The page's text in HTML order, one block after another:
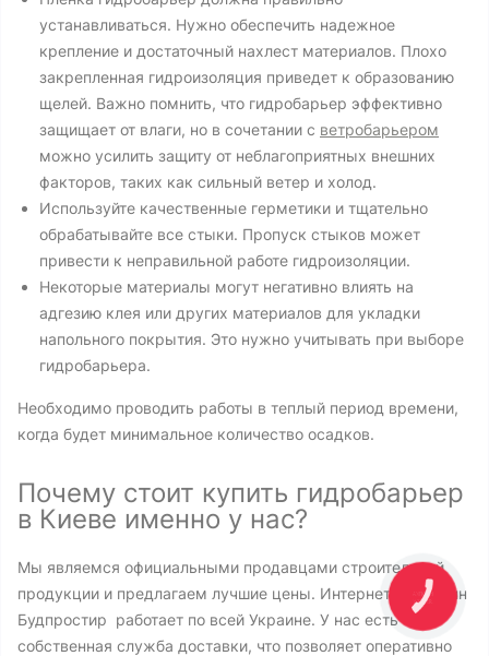
устанавливаться. Нужно обеспечить надежное
крепление и достаточный нахлест материалов. Плохо
закрепленная гидроизоляция приведет к образованию
щелей. Важно помнить, что гидробарьер эффективно
защищает от влаги, но в сочетании с ветробарьером
можно усилить защиту от неблагоприятных внешних
факторов, таких как сильный ветер и холод.
Используйте качественные герметики и тщательно
обрабатывайте все стыки. Пропуск стыков может
привести к неправильной работе гидроизоляции.
Некоторые материалы могут негативно влиять на
адгезию клея или других материалов для укладки
напольного покрытия. Это нужно учитывать при выборе
гидробарьера.
Необходимо проводить работы в теплый период времени,
когда будет минимальное количество осадков.
Почему стоит купить гидробарьер
в Киеве именно у нас?
Мы являемся официальными продавцами строительной
продукции и предлагаем лучшие цены. Интернет - магазин
Будпростир работает по всей Украине. У нас есть
собственная служба доставки, что позволяет оперативно